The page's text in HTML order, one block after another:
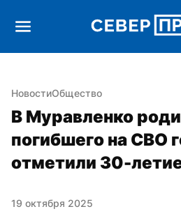
НовостиОбщество
В Муравленко
погибшего на СВО
отметили 30-
19 октября 2025